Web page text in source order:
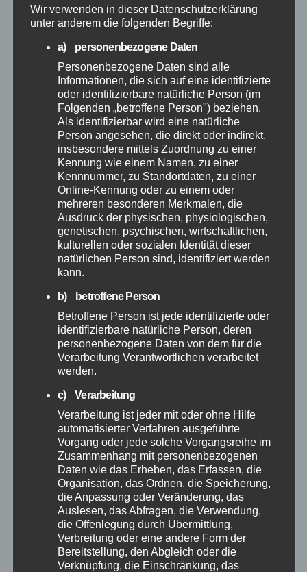
Mai 2026
April 2026
März 2026
Februar 2026
Januar 2026
Dezember 2025
November 2025
Oktober 2025
September 2025
August 2025
Juli 2025
Juni 2025
Mai 2025
April 2025
März 2025
Februar 2025
Wir verwenden in dieser Datenschutzerklärung
unter anderem die folgenden Begriffe:
a) personenbezogene Daten
Personenbezogene Daten sind alle
Informationen, die sich auf eine identifizierte
oder identifizierbare natürliche Person (im
Folgenden „betroffene Person") beziehen.
Als identifizierbar wird eine natürliche
Person angesehen, die direkt oder indirekt,
insbesondere mittels Zuordnung zu einer
Kennung wie einem Namen, zu einer
Kennnummer, zu Standortdaten, zu einer
Online-Kennung oder zu einem oder
mehreren besonderen Merkmalen, die
Ausdruck der physischen, physiologischen,
genetischen, psychischen, wirtschaftlichen,
kulturellen oder sozialen Identität dieser
natürlichen Person sind, identifiziert werden
kann.
b) betroffene Person
Betroffene Person ist jede identifizierte oder
identifizierbare natürliche Person, deren
personenbezogene Daten von dem für die
Verarbeitung Verantwortlichen verarbeitet
werden.
c) Verarbeitung
Verarbeitung ist jeder mit oder ohne Hilfe
automatisierter Verfahren ausgeführte
Vorgang oder jede solche Vorgangsreihe im
Zusammenhang mit personenbezogenen
Daten wie das Erheben, das Erfassen, die
Organisation, das Ordnen, die Speicherung,
die Anpassung oder Veränderung, das
Auslesen, das Abfragen, die Verwendung,
die Offenlegung durch Übermittlung,
Verbreitung oder eine andere Form der
Bereitstellung, den Abgleich oder die
Verknüpfung, die Einschränkung, das